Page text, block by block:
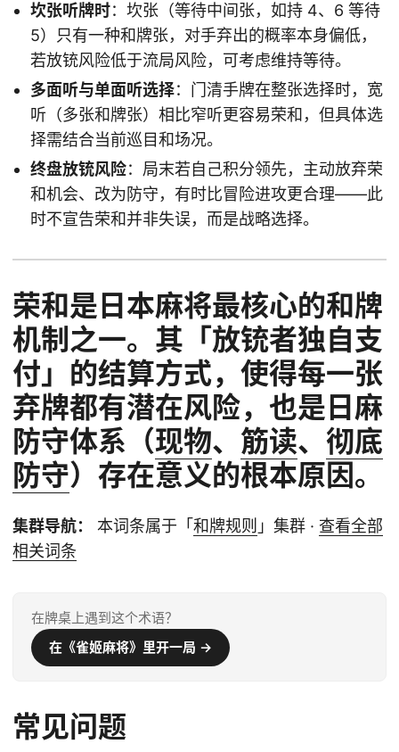
坎张听牌时：坎张（等待中间张，如持 4、6 等待
5）只有一种和牌张，对手弃出的概率本身偏低，
若放铳风险低于流局风险，可考虑维持等待。
多面听与单面听选择：门清手牌在整张选择时，宽
听（多张和牌张）相比窄听更容易荣和，但具体选
择需结合当前巡目和场况。
终盘放铳风险：局末若自己积分领先，主动放弃荣
和机会、改为防守，有时比冒险进攻更合理——此
时不宣告荣和并非失误，而是战略选择。
荣和是日本麻将最核心的和牌
机制之一。其「放铳者独自支
付」的结算方式，使得每一张
弃牌都有潜在风险，也是日麻
防守体系（现物、 筋读、 彻底
防守）存在意义的根本原因。
集群导航： 本词条属于「 和牌规则 」集群 · 查看全部
相关词条
在牌桌上遇到这个术语？
在《雀姬麻将》里开一局 →
常见问题